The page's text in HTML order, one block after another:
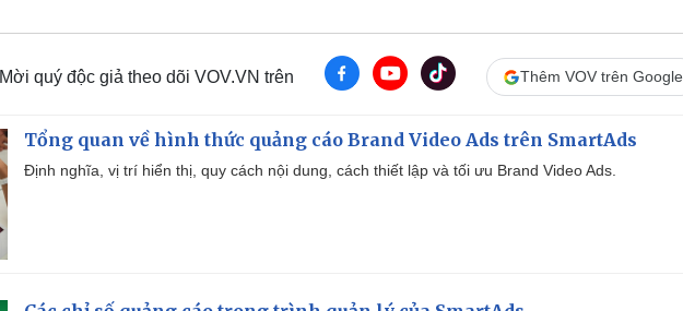
Mời quý độc giả theo dõi VOV.VN trên Thêm VOV trên Google
Tổng quan về hình thức quảng cáo Brand Video Ads trên SmartAds
Định nghĩa, vị trí hiển thị, quy cách nội dung, cách thiết lập và tối ưu Brand Video Ads.